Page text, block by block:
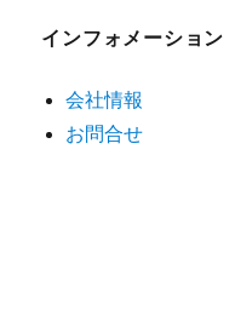
インフォメーション
会社情報
お問合せ